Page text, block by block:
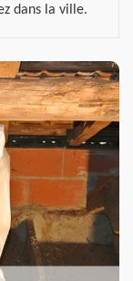
dans la ville.